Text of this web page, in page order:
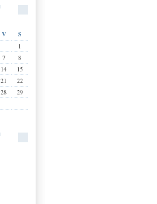
V
S
1
7
8
14
15
21
22
28
29